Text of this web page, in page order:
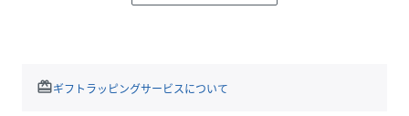
【クラフトマンシップを体現したFAROを代表するシリー
ート
redeemギフトラッピングサービスについて